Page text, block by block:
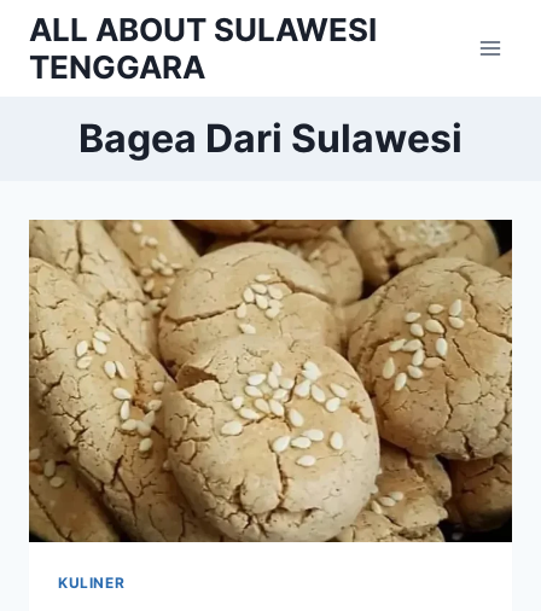
Skip
content
ALL ABOUT SULAWESI
TENGGARA
Bagea Dari Sulawesi
KULINER